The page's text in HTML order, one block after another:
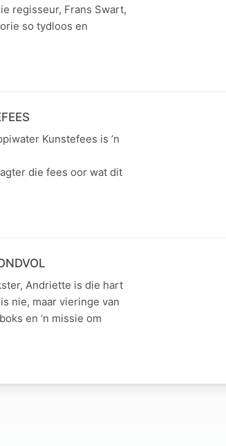
regisseur, Frans Swart,
so tydloos en
Kunstefees is ’n
die fees oor wat dit
Andriette is die hart
nie, maar vieringe van
en ‘n missie om